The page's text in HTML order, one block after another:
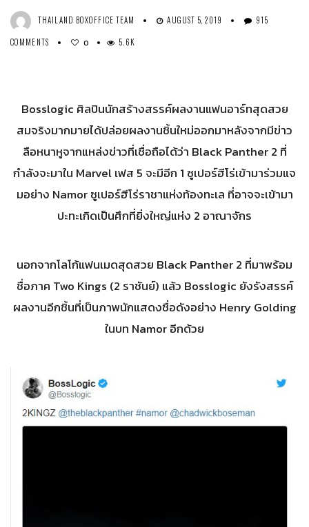
THAILAND BOXOFFICE TEAM AUGUST 5, 2019
915
COMMENTS
0 5.6K
Bosslogic ศิลปินนักสร้างสรรค์ผลงานแฟนอาร์ทสุดสวย
สมจริงมากมายได้ปล่อยผลงานชิ้นใหม่ออกมาหลังจากมีข่าว
ลือหนาหูจากแหล่งข่าวที่เชื่อถือได้ว่า Black Panther 2 ที่
กำลังจะมาใน Marvel เฟส 5 จะมีอีก 1 ซูเปอร์ฮีโร่เข้ามาร่วมแจ
มอย่าง Namor ซูเปอร์ฮีโร่ราชาแห่งท้องทะเล ที่อาจจะเข้ามา
ปะทะเกิดเป็นศึกที่ยิ่งใหญ่แห่ง 2 อาณาจักร
นอกจากโลโก้แฟนเมดสุดสวย Black Panther 2 ที่มาพร้อม
ชื่อภาค Two Kings (2 ราชันย์) แล้ว Bosslogic ยังรังสรรค์
ผลงานอีกชิ้นที่เป็นภาพนักแสดงชื่อดังอย่าง Henry Golding
ในบท Namor อีกด้วย